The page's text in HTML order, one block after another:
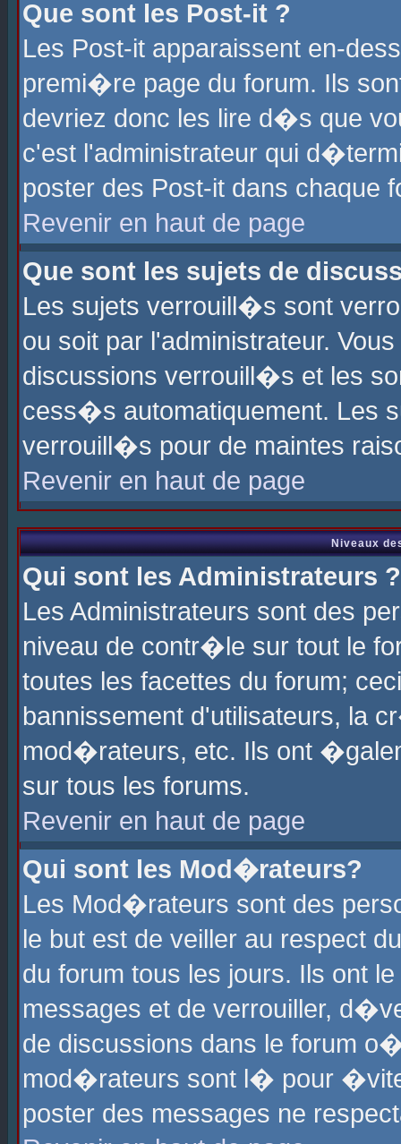
Que sont les Post-it ?
Les Post-it apparaissent en-
premi�re page du forum. Ils
devriez donc les lire d�s que
c'est l'administrateur qui
poster des Post-it dans chaque
Revenir en haut de page
Que sont les sujets de
Les sujets verrouill�s sont
ou soit par l'administrateur.
discussions verrouill�s et les
cess�s automatiquement. Les
verrouill�s pour de maintes
Revenir en haut de page
Niveaux
Qui sont les Administrateurs ?
Les Administrateurs sont des
niveau de contr�le sur tout le
toutes les facettes du forum;
bannissement d'utilisateurs, la
mod�rateurs, etc. Ils ont
sur tous les forums.
Revenir en haut de page
Qui sont les Mod�rateurs?
Les Mod�rateurs sont des
le but est de veiller au respect
du forum tous les jours. Ils ont
messages et de verrouiller,
de discussions dans le forum
mod�rateurs sont l� pour
poster des messages ne